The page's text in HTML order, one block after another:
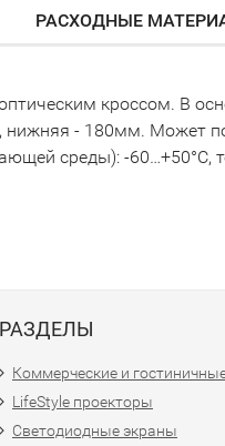
РАСХОДНЫЕ
кроссом. В
нижняя - 180мм. Может
среды): -60…+50°С,
РАЗДЕЛЫ
Коммерческие и
LifeStyle проекторы
Светодиодные экраны